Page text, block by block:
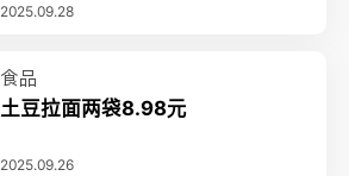
2025.09.28
食品
土豆拉面两袋8.98元
2025.09.26